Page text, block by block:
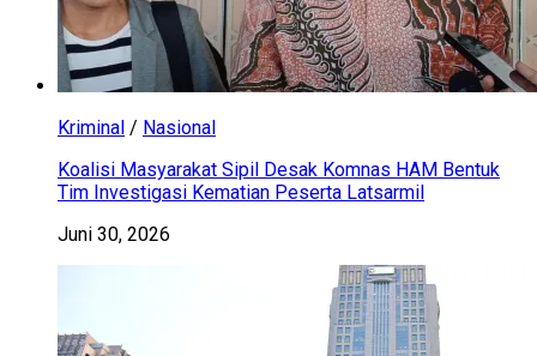
Kriminal / Nasional
Koalisi Masyarakat Sipil Desak Komnas HAM Bentuk
Tim Investigasi Kematian Peserta Latsarmil
Juni 30, 2026